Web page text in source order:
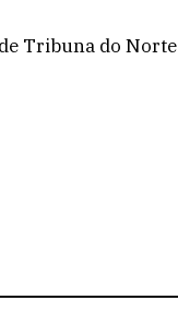
Tribuna do Norte